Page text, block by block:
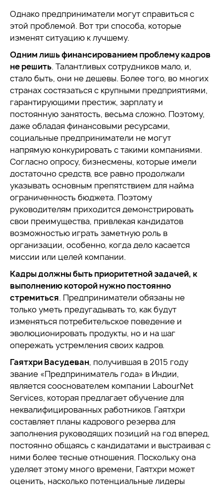
Однако предприниматели могут справиться с
этой проблемой. Вот три способа, которые
изменят ситуацию к лучшему.
Одним лишь финансированием проблему кадров
не решить. Талантливых сотрудников мало, и,
стало быть, они не дешевы. Более того, во многих
странах состязаться с крупными предприятиями,
гарантирующими престиж, зарплату и
постоянную занятость, весьма сложно. Поэтому,
даже обладая финансовыми ресурсами,
социальные предприниматели не могут
напрямую конкурировать с такими компаниями.
Согласно опросу, бизнесмены, которые имели
достаточно средств, все равно продолжали
указывать основным препятствием для найма
ограниченность бюджета. Поэтому
руководителям приходится демонстрировать
свои преимущества, привлекая кандидатов
возможностью играть заметную роль в
организации, особенно, когда дело касается
миссии или целей компании.
Кадры должны быть приоритетной задачей, к
выполнению которой нужно постоянно
стремиться. Предприниматели обязаны не
только уметь предугадывать то, как будут
изменяться потребительское поведение и
эволюционировать продукты, но и на шаг
опережать устремления своих кадров.
Гаятхри Васудеван, получившая в 2015 году
звание «Предприниматель года» в Индии,
является сооснователем компании LabourNet
Services, которая предлагает обучение для
неквалифицированных работников. Гаятхри
составляет планы кадрового резерва для
заполнения руководящих позиций на год вперед,
постоянно общаясь с кандидатами и выстраивая с
ними более тесные отношения. Поскольку она
уделяет этому много времени, Гаятхри может
оценить, насколько потенциальные лидеры